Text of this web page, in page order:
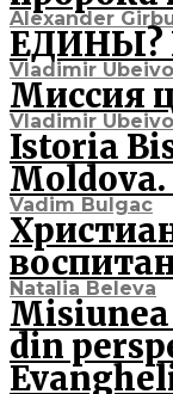
Alexander
Vladimir
Миссия
Vladimir
Istoria
Moldova.
Vadim Bulgac
Natalia Beleva
din